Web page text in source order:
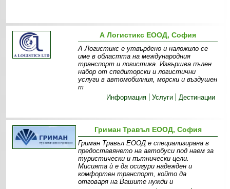
А Логистикс ЕООД, София
А Логистикс е утвърдено и наложило се
име в областта на международния
транспорт и логистика. Извършва пълен
набор от спедиторски и логистични
услуги в автомобилния, морски и въздушен
т
Информация
Услуги Дестинации
Гриман Травъл ЕООД, София
Гриман Травъл ЕООД е специализирана в
предоставянето на автобуси под наем за
туристически и пътнически цели.
Мисията ѝ е да осигури надежден и
комфортен транспорт, който да
отговаря на Вашите нужди и